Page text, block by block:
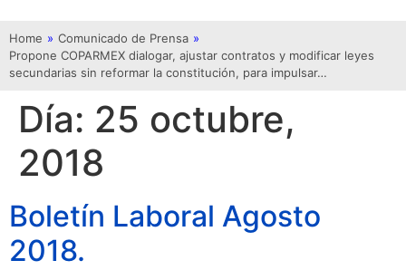
Home » Comunicado de Prensa »
Propone COPARMEX dialogar, ajustar contratos y modificar leyes
secundarias sin reformar la constitución, para impulsar…
Día: 25 octubre,
2018
Boletín Laboral Agosto
2018.